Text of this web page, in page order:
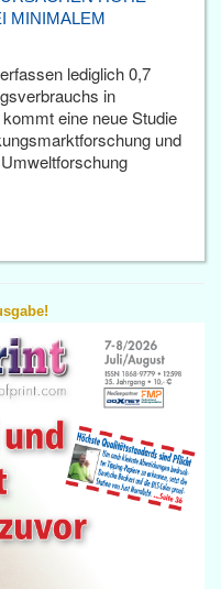
MINIMALEM
lediglich 0,7
in
eine neue Studie
und